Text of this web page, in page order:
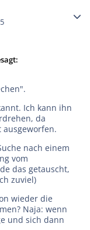
Ich kann ihn
da
nach einem
vom
das getauscht,
zuviel)
wieder die
Naja: wenn
und sich dann